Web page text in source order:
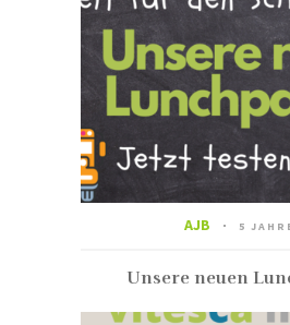
AJB 5
Unsere neuen